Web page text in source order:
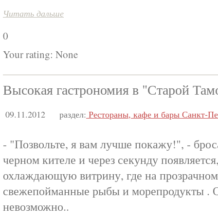
Читать дальше
0
Your rating: None
Высокая гастрономия в "Старой
09.11.2012 раздел: Рестораны, кафе и бары Санкт-
- "Позвольте, я вам лучше покажу!", -
черном кителе и через секунду
охлаждающую витрину, где на
свежепойманные рыбы и морепродукты .
невозможно..